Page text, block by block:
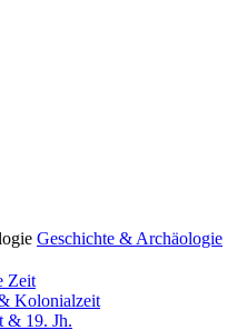
Geschichte & Archäologie
Zeit
Kolonialzeit
& 19. Jh.